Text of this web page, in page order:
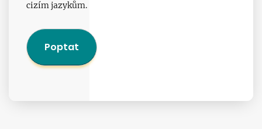
cizím jazykům.
Poptat